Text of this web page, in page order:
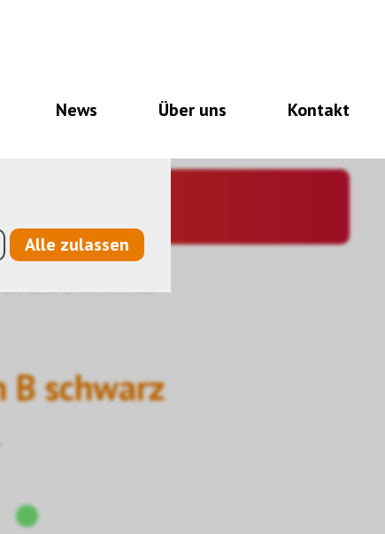
News Über uns Kontakt
B SCHWARZ
B schwarz
für den
und noch
Hilfe, unsere
Alle zulassen